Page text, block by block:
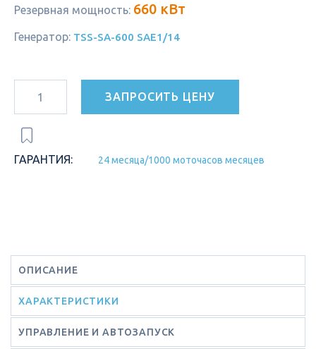
Резервная мощность: 660 кВт
Генератор: TSS-SA-600 SAE1/14
ЗАПРОСИТЬ ЦЕНУ
ГАРАНТИЯ: 24 месяца/1000 моточасов месяцев
ОПИСАНИЕ
ХАРАКТЕРИСТИКИ
УПРАВЛЕНИЕ И АВТОЗАПУСК